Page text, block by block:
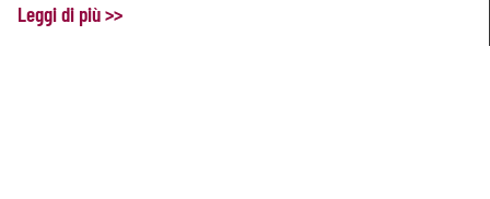
Leggi di più >>